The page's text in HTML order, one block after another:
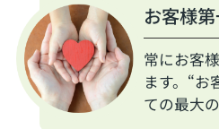
お客様
常にお客
ます。“お
ての最大